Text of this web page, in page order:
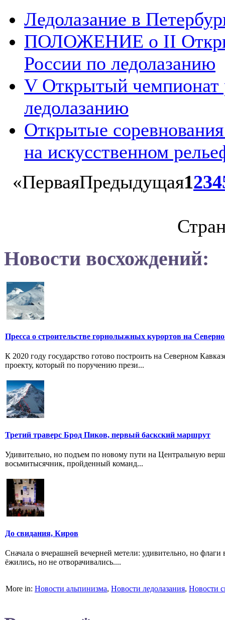
Ледолазание в
ПОЛОЖЕНИЕ о II
России по ледолазанию
V Открытый чемпионат
ледолазанию
Открытые
на искусственном
«ПерваяПредыдущая1234
Новости восхождений:
Пресса о строительстве горнолыжных курортов на
К 2020 году государство готово построить на Северном
проекту, который по поручению прези...
Третий траверс Брод Пиков, первый баскский маршрут
Удивительно, но подъем по новому пути на Центральную
восьмитысячник, пройденный команд...
До свидания, Киров
Сначала о вчерашней вечерней метели: удивительно, но
ёжились, но не отворачивались....
More in: Новости альпинизма, Новости ледолазания, Новости